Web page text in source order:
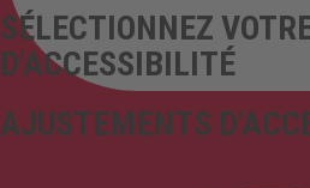
AJUSTEMENTS
SÉLECTIONNEZ
D'ACCESSIBILITÉ